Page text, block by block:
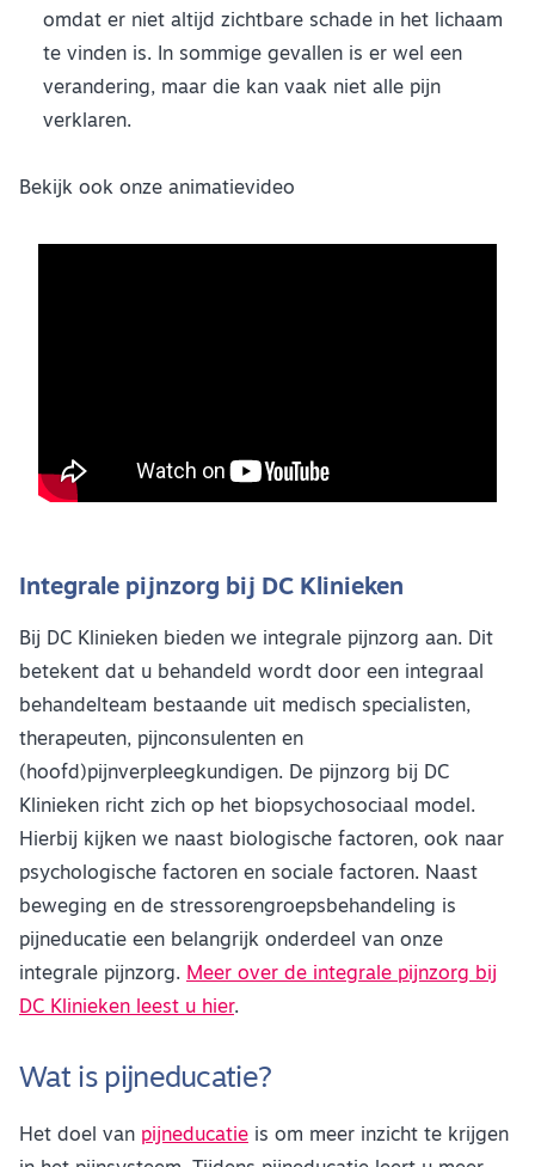
omdat er niet altijd zichtbare schade in het lichaam
te vinden is. In sommige gevallen is er wel een
verandering, maar die kan vaak niet alle pijn
verklaren.
Bekijk ook onze animatievideo
Integrale pijnzorg bij DC Klinieken
Bij DC Klinieken bieden we integrale pijnzorg aan. Dit
betekent dat u behandeld wordt door een integraal
behandelteam bestaande uit medisch specialisten,
therapeuten, pijnconsulenten en
(hoofd)pijnverpleegkundigen. De pijnzorg bij DC
Klinieken richt zich op het biopsychosociaal model.
Hierbij kijken we naast biologische factoren, ook naar
psychologische factoren en sociale factoren. Naast
beweging en de stressorengroepsbehandeling is
pijneducatie een belangrijk onderdeel van onze
integrale pijnzorg. Meer over de integrale pijnzorg bij
DC Klinieken leest u hier.
Wat is pijneducatie?
Het doel van pijneducatie is om meer inzicht te krijgen